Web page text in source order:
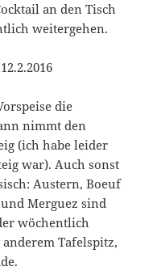
an den Tisch
weitergehen.
die
nimmt den
(ich habe leider
war). Auch sonst
Austern, Boeuf
Merguez sind
wöchentlich
Tafelspitz,